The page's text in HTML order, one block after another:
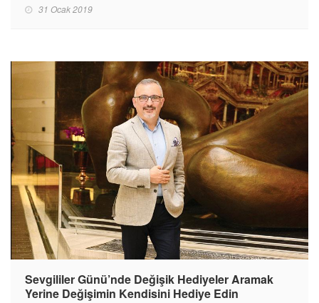
31 Ocak 2019
Sevgililer Günü’nde Değişik Hediyeler Aramak
Yerine Değişimin Kendisini Hediye Edin